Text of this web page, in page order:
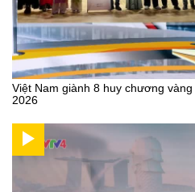
Việt Nam giành 8 huy chương
2026